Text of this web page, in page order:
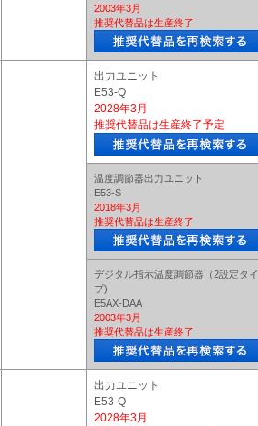
2003年3月
推奨代替品は生産終了
出力ユニット
E53-Q
2028年3月
推奨代替品は生産終了予定
温度調節器出力ユニット
E53-S
2018年3月
推奨代替品は生産終了
デジタル指示温度調節器（2設定タイ
プ)
E5AX-DAA
2003年3月
推奨代替品は生産終了
出力ユニット
E53-Q
2028年3月